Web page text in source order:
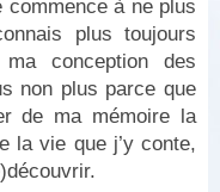
commence à ne plus
plus toujours
conception des
non plus parce que
de ma mémoire la
la vie que j’y conte,